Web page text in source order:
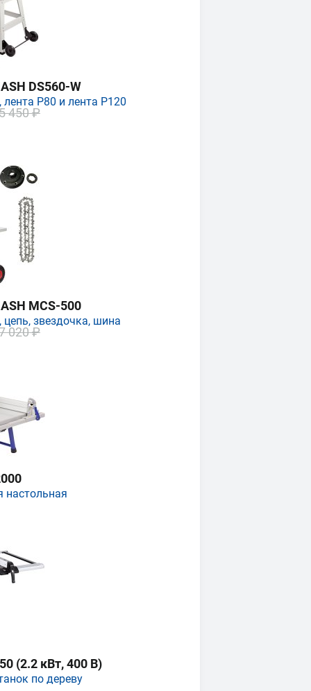
DS560-W
P80 и лента P120
450 ₽
MCS-500
цепь, звездочка, шина
020 ₽
настольная
(2.2 кВт, 400 В)
по дереву